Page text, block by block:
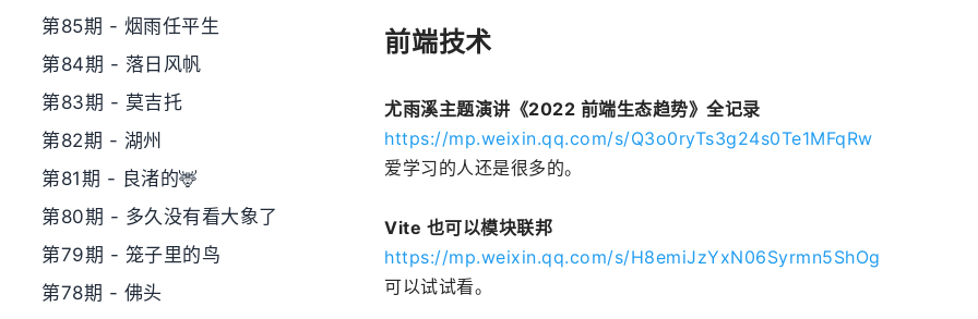
第85期 - 烟雨任平生
第84期 - 落日风帆
第83期 - 莫吉托
第82期 - 湖州
第81期 - 良渚的🦌
第80期 - 多久没有看大象了
第79期 - 笼子里的鸟
第78期 - 佛头
前端技术
尤雨溪主题演讲《2022 前端生态趋势》全记录
https://mp.weixin.qq.com/s/Q3o0ryTs3g24s0Te1MFqRw
爱学习的人还是很多的。
Vite 也可以模块联邦
https://mp.weixin.qq.com/s/H8emiJzYxN06Syrmn5ShOg
可以试试看。